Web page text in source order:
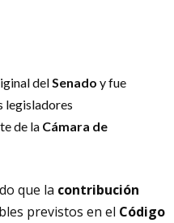
delSenado y fue
legisladores
de la Cámara de
que la contribución
previstos en el Código